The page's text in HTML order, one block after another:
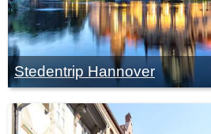
Stedentrip Hannover